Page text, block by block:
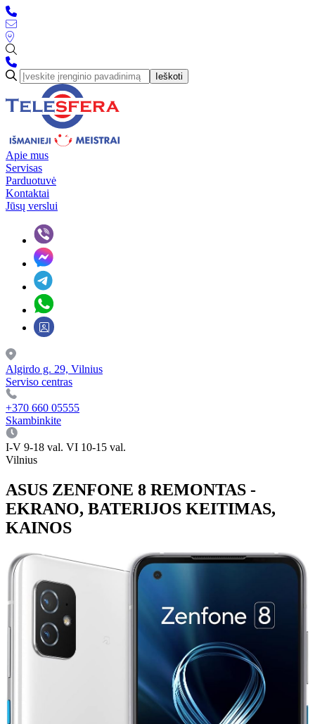
Ieškoti
Apie mus
Servisas
Parduotuvė
Kontaktai
Jūsų verslui
Algirdo g. 29, Vilnius
Serviso centras
+370 660 05555
Skambinkite
I-V 9-18 val. VI 10-15 val.
Vilnius
ASUS ZENFONE 8 REMONTAS -
EKRANO, BATERIJOS KEITIMAS,
KAINOS